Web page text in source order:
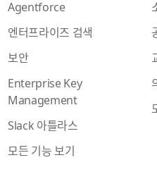
Agentforce
엔터프라이즈 검색
보안
Enterprise Key
Management
Slack 아틀라스
모든 기능 보기